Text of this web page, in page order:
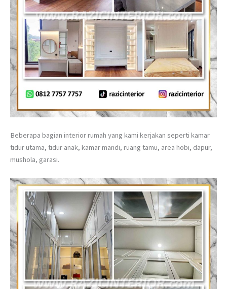
Beberapa bagian interior rumah yang kami kerjakan seperti kamar
tidur utama, tidur anak, kamar mandi, ruang tamu, area hobi, dapur,
mushola, garasi.